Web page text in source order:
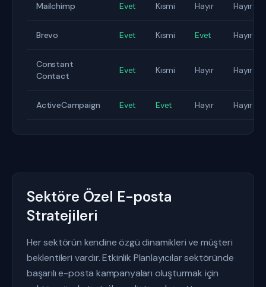
Mailchimp Evet Kısmi Hayır Hayır
Brevo Evet Kısmi Evet Hayır
Constant
Contact
Evet Kısmi Hayır Hayır
ActiveCampaign Evet Evet Hayır Hayır
Sektöre Özel E-posta
Stratejileri
Her sektörün kendine özgü dinamikleri ve müşteri
beklentileri vardır. Etkinlik Planlayıcılar sektöründe
başarılı e-posta kampanyaları oluşturmak için